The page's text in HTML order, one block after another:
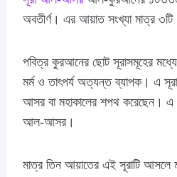
অবতীর্ণ। এর আয়াত সংখ্যা মাত্র
পবিত্র কুরআনের ছোট সূরাসমূহের
মর্ম ও তাৎপর্য অত্যন্ত ব্যাপক। এ
আসর বা মহাকালের শপথ করেছেন। এ
আল-আসর।
মাত্র তিন আয়াতের এই সূরাটি আসলে